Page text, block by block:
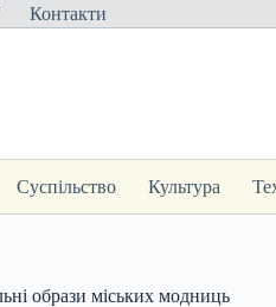
Контакти
Суспільство Культура
образи міських модниць